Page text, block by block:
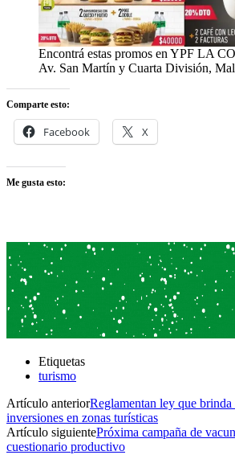
Encontrá estas promos en YPF LA
Av. San Martín y Cuarta División,
Comparte esto:
Facebook X
Me gusta esto:
Etiquetas
turismo
Artículo anteriorReglamentan ley que brinda
inversiones en zonas turísticas
Artículo siguientePróxima campaña de
cuestionario productivo